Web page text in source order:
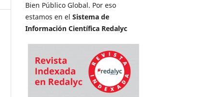
Bien Público Global. Por eso
estamos en el Sistema de
Información Científica Redalyc